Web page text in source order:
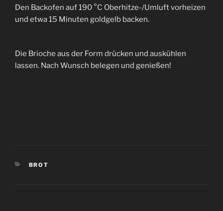
Den Backofen auf 190 °C Oberhitze-/Umluft vorheizen
und etwa 15 Minuten goldgelb backen.
Die Brioche aus der Form drücken und auskühlen
lassen. Nach Wunsch belegen und genießen!
KATEGORIEN
BROT